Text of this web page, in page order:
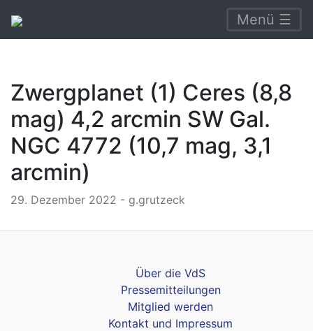
Menü ☰
Zwergplanet (1) Ceres (8,8
mag) 4,2 arcmin SW Gal.
NGC 4772 (10,7 mag, 3,1
arcmin)
29. Dezember 2022 - g.grutzeck
Über die VdS
Pressemitteilungen
Mitglied werden
Kontakt und Impressum